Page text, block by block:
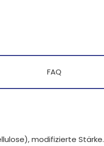
FAQ
modifizierte Stärke.